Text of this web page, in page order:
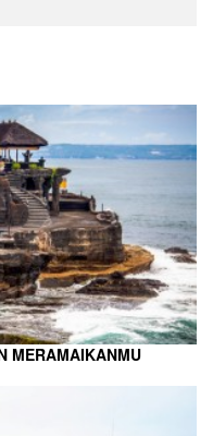
MERAMAIKANMU